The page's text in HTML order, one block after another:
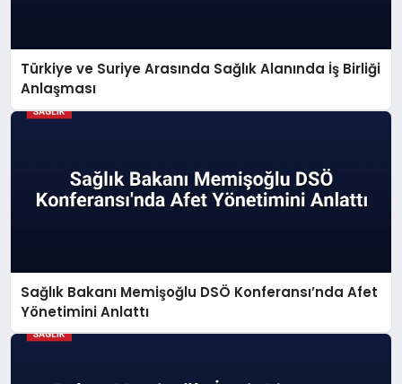
Türkiye ve Suriye Arasında Sağlık Alanında İş Birliği
Anlaşması
Sağlık Bakanı Memişoğlu DSÖ Konferansı’nda Afet
Yönetimini Anlattı